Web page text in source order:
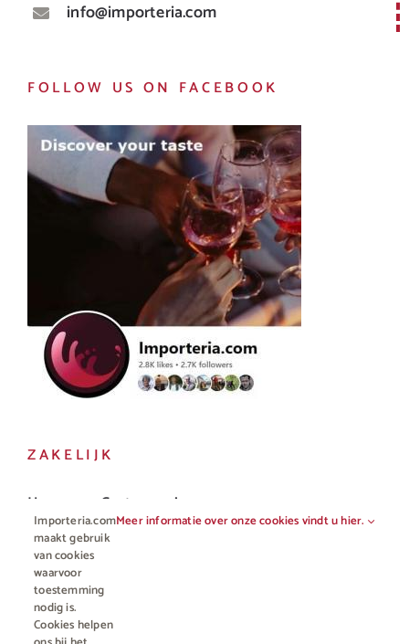
info@importeria.com
FOLLOW US ON FACEBOOK
ZAKELIJK
Horeca en Gastronomie
Vakhandel
Importeria.com
maakt gebruik
van cookies
waarvoor
toestemming
nodig is.
Cookies helpen
Meer informatie over onze cookies vindt u hier.